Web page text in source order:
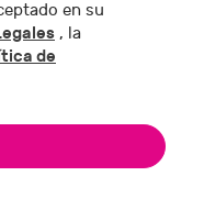
en su
, la
de